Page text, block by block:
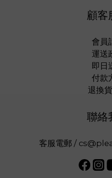
顧客
會員
運送
即日
付款
退換
聯絡
客服電郵 /